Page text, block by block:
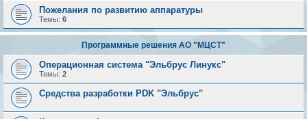
Пожелания по развитию аппаратуры
Темы: 6
Программные решения АО "МЦСТ"
Операционная система "Эльбрус Линукс"
Темы: 2
Средства разработки PDK "Эльбрус"